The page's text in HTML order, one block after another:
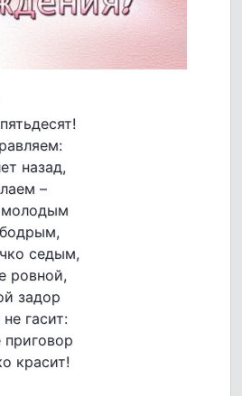
назад,
–
молодым
седым,
ровной,
задор
гасит:
приговор
красит!